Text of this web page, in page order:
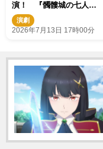
演！ 『髑髏城の七人
LAST STAND』11月よりス
タート
演劇
2026年7月13日 17時00分